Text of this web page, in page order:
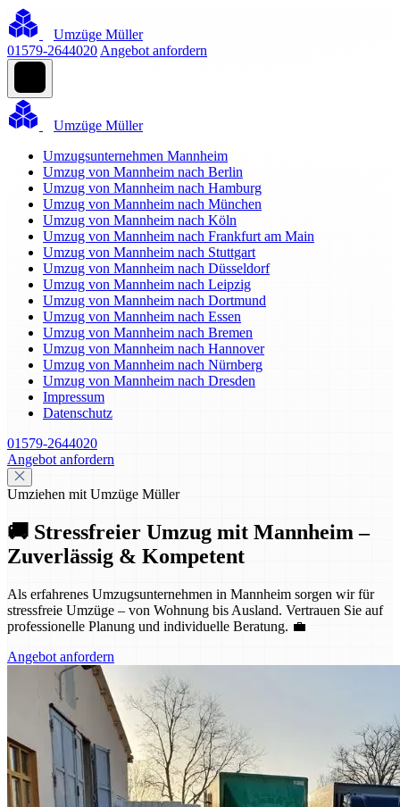
Umzüge Müller
01579-2644020 Angebot anfordern
Umzüge Müller
Umzugsunternehmen Mannheim
Umzug von Mannheim nach Berlin
Umzug von Mannheim nach Hamburg
Umzug von Mannheim nach München
Umzug von Mannheim nach Köln
Umzug von Mannheim nach Frankfurt am Main
Umzug von Mannheim nach Stuttgart
Umzug von Mannheim nach Düsseldorf
Umzug von Mannheim nach Leipzig
Umzug von Mannheim nach Dortmund
Umzug von Mannheim nach Essen
Umzug von Mannheim nach Bremen
Umzug von Mannheim nach Hannover
Umzug von Mannheim nach Nürnberg
Umzug von Mannheim nach Dresden
Impressum
Datenschutz
01579-2644020
Angebot anfordern
Umziehen mit Umzüge Müller
🚚 Stressfreier Umzug mit Mannheim –
Zuverlässig & Kompetent
Als erfahrenes Umzugsunternehmen in Mannheim sorgen wir für
stressfreie Umzüge – von Wohnung bis Ausland. Vertrauen Sie auf
professionelle Planung und individuelle Beratung. 💼
Angebot anfordern